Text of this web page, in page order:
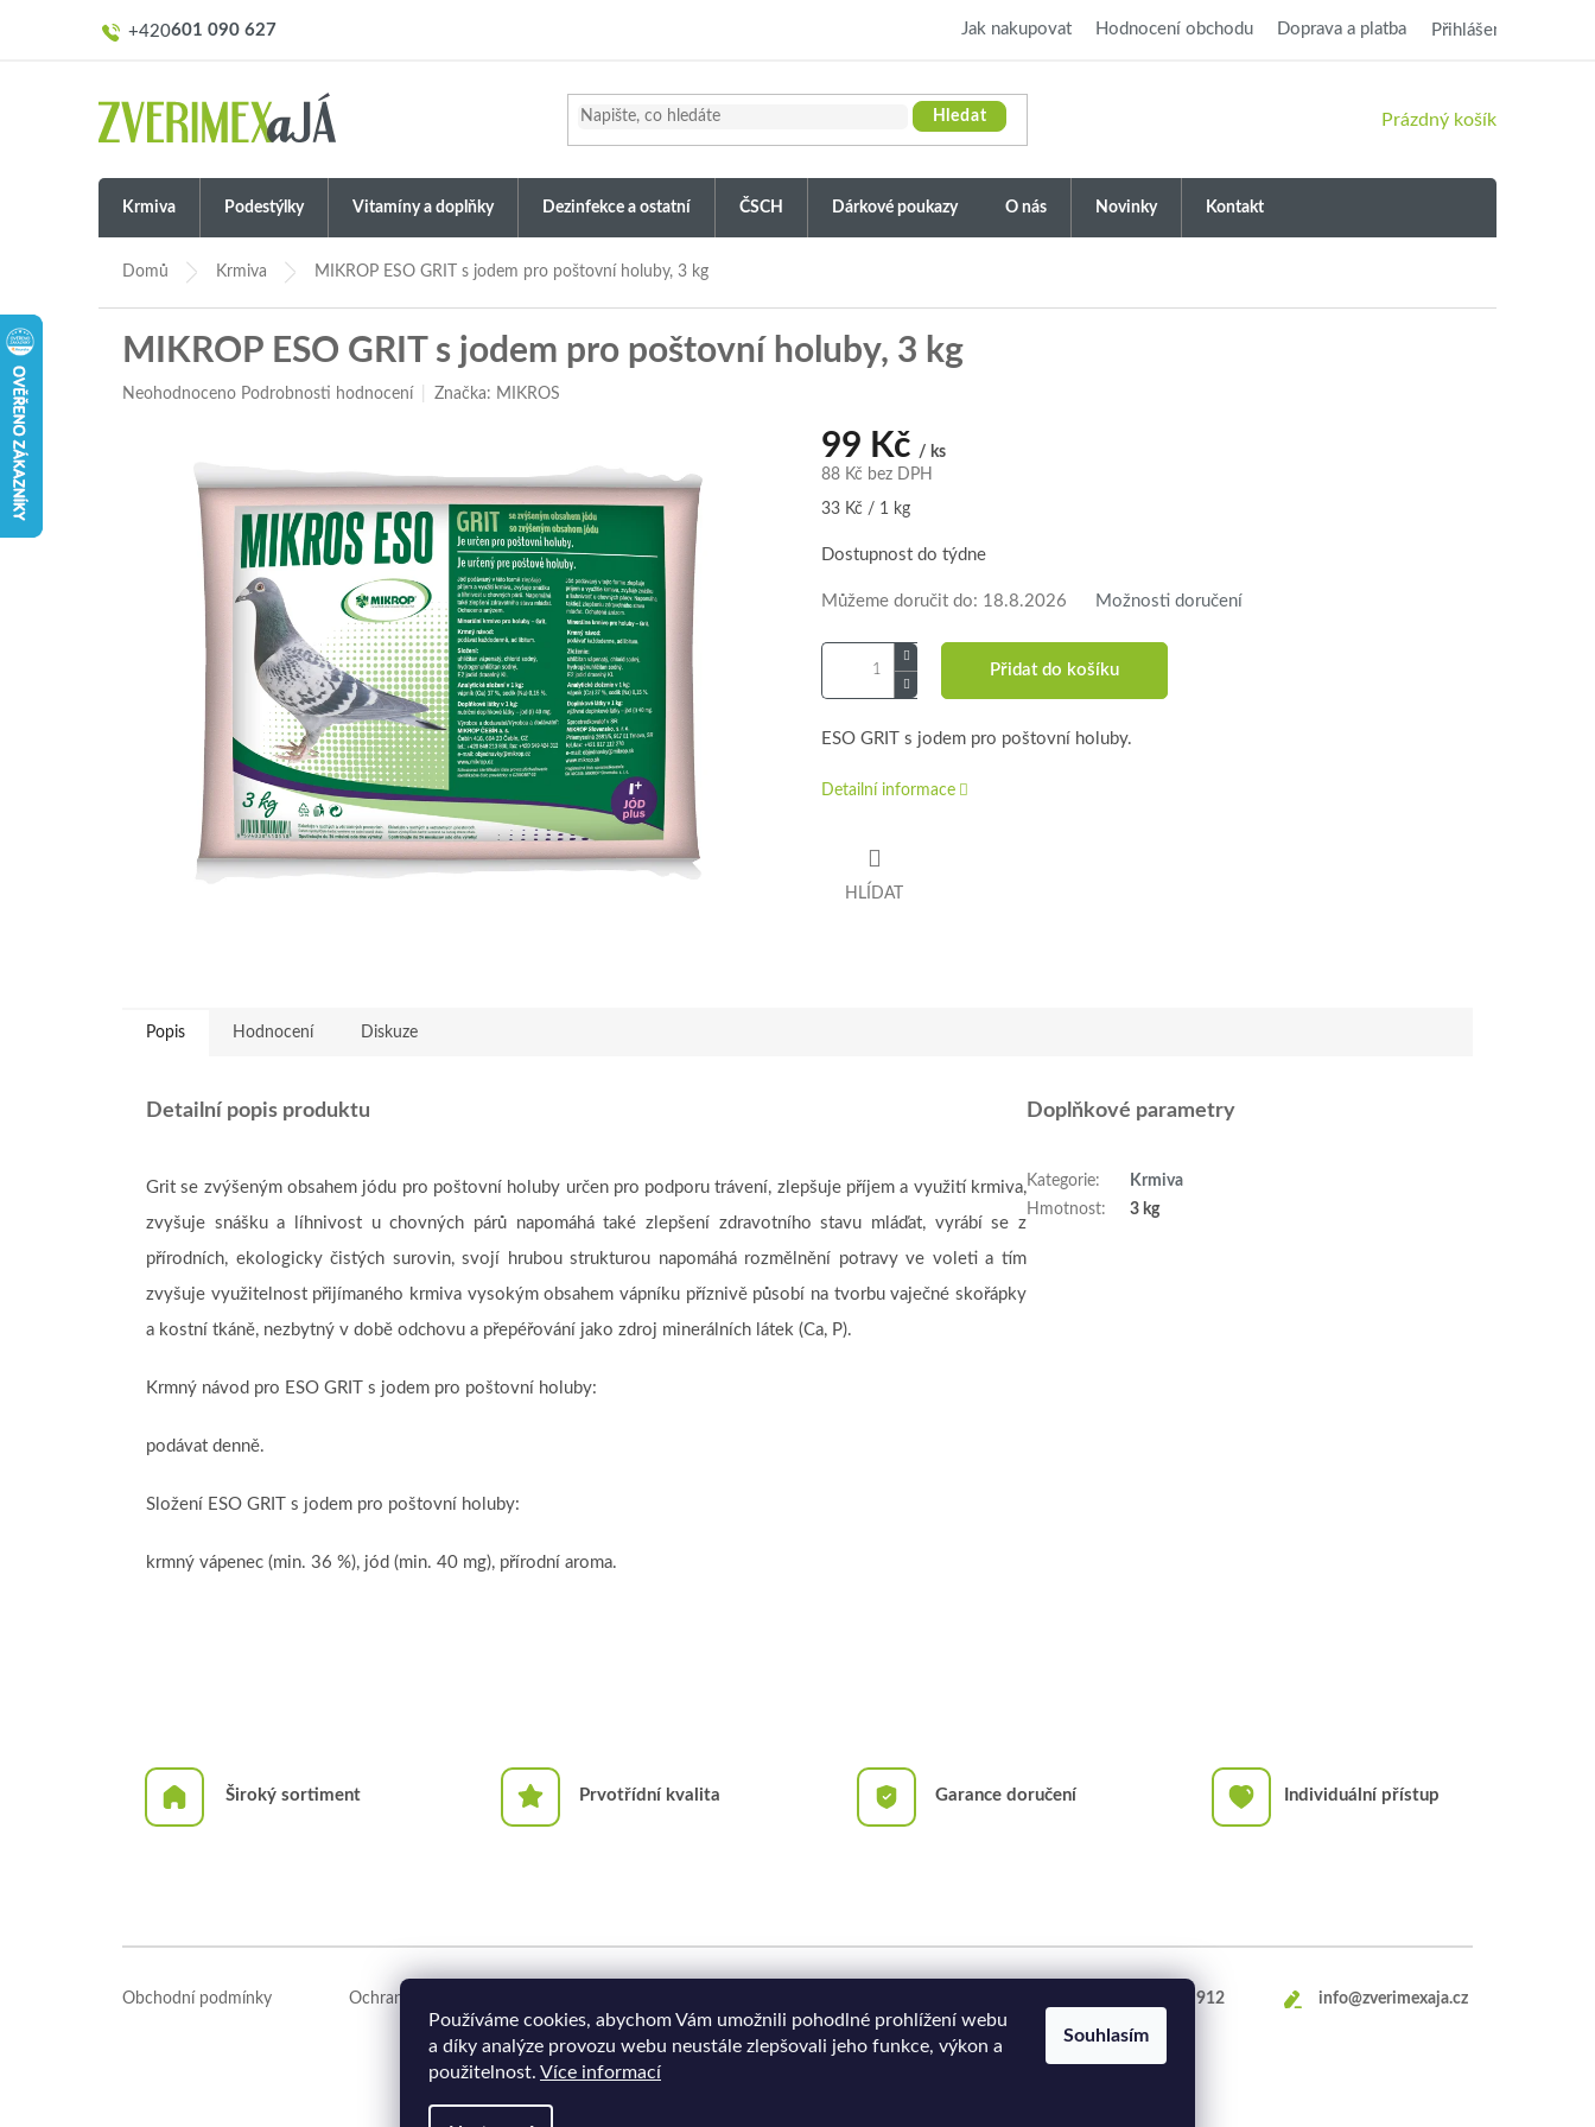
Používáme cookies, abychom Vám umožnili pohodlné prohlížení webu
a díky analýze provozu webu neustále zlepšovali jeho funkce, výkon a
použitelnost. Více informací
Souhlasím
601 090 627 Jak nakupovat Hodnocení obchodu Doprava a platba Přihlášení
Hledat
NÁKUPNÍ
Prázdný košík
Krmiva Podestýlky Vitamíny a doplňky Dezinfekce a ostatní ČSCH Dárkové poukazy O nás Novinky Kontakt
Domů Krmiva MIKROP ESO GRIT s jodem pro poštovní holuby, 3 kg
MIKROP ESO GRIT s jodem pro poštovní holuby, 3 kg
Průměrné
Neohodnoceno Podrobnosti hodnocení Značka: MIKROS
99 Kč / ks
88 Kč bez DPH
Měrná
33 Kč / 1 kg
Dostupnost do týdne
Můžeme doručit do: 18.8.2026 Možnosti doručení
Přidat do košíku
ESO GRIT s jodem pro poštovní holuby.
Detailní informace
HLÍDAT
Popis Hodnocení Diskuze
Detailní popis produktu
Grit se zvýšeným obsahem jódu pro poštovní holuby určen pro podporu trávení, zlepšuje příjem a využití krmiva,
zvyšuje snášku a líhnivost u chovných párů napomáhá také zlepšení zdravotního stavu mláďat, vyrábí se z
přírodních, ekologicky čistých surovin, svojí hrubou strukturou napomáhá rozmělnění potravy ve voleti a tím
zvyšuje využitelnost přijímaného krmiva vysokým obsahem vápníku příznivě působí na tvorbu vaječné skořápky
a kostní tkáně, nezbytný v době odchovu a přepéřování jako zdroj minerálních látek (Ca, P).
Krmný návod pro ESO GRIT s jodem pro poštovní holuby:
podávat denně.
Složení ESO GRIT s jodem pro poštovní holuby:
krmný vápenec (min. 36 %), jód (min. 40 mg), přírodní aroma.
Doplňkové parametry
Kategorie:
Krmiva
Hmotnost: 3 kg
Široký sortiment Prvotřídní kvalita Garance doručení Individuální přístup
Obchodní podmínky Ochrana osobních údajů 469 660 912 info@zverimexaja.cz